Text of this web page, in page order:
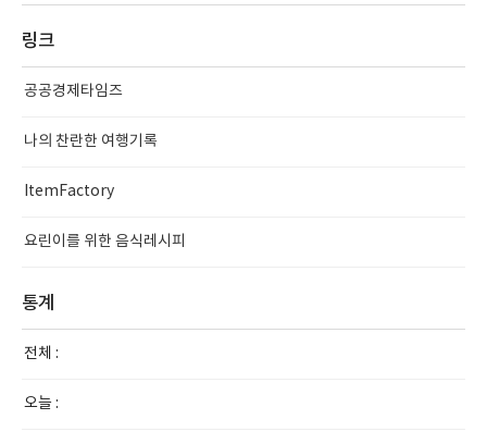
링크
공공경제타임즈
나의 찬란한 여행기록
ItemFactory
요린이를 위한 음식레시피
통계
전체 :
오늘 :